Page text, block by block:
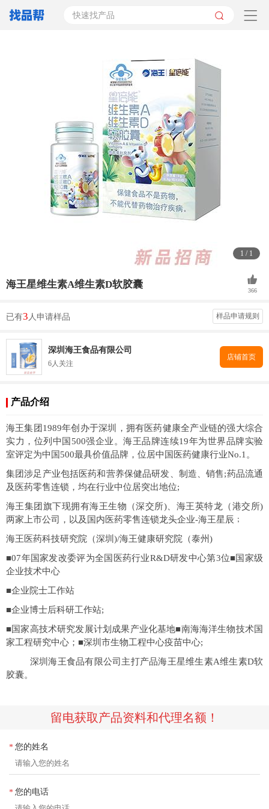
快速找产品
1 / 1
海王星维生素A维生素D软胶囊
366
已有3 人申请样品 样品申请规则
深圳海王食品有限公司
6人关注
店铺首页
产品介绍
海王集团1989年创办于深圳，拥有医药健康全产业链的强大综合
实力，位列中国500强企业。海王品牌连续19年为世界品牌实验
室评定为中国500最具价值品牌，位居中国医药健康行业No.1。
集团涉足产业包括医药和营养保健品研发、制造、销售;药品流通
及医药零售连锁，均在行业中位居突出地位;
海王集团旗下现拥有海王生物（深交所)、海王英特龙（港交所)
两家上市公司，以及国内医药零售连锁龙头企业-海王星辰﹔
海王医药科技研究院（深圳)/海王健康研究院（泰州)
■07年国家发改委评为全国医药行业R&D研发中心第3位■国家级
企业技术中心
■企业院士工作站
■企业博士后科研工作站;
■国家高技术研究发展计划成果产业化基地■南海海洋生物技术国
家工程研究中心；■深圳市生物工程中心疫苗中心;
深圳海王食品有限公司主打产品海王星维生素A维生素D软
胶囊。
留电获取产品资料和代理名额！
* 您的姓名
* 您的电话